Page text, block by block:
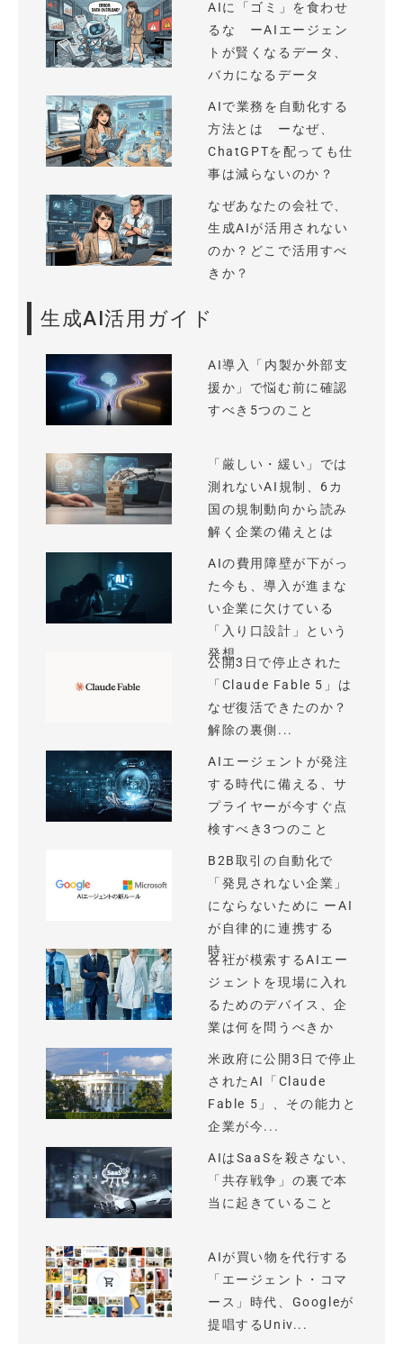
AIに「ゴミ」を食わせ
るな ーAIエージェン
トが賢くなるデータ、
バカになるデータ
AIで業務を自動化する
方法とは ーなぜ、
ChatGPTを配っても仕
事は減らないのか？
なぜあなたの会社で、
生成AIが活用されない
のか？どこで活用すべ
きか？
生成AI活用ガイド
AI導入「内製か外部支
援か」で悩む前に確認
すべき5つのこと
「厳しい・緩い」では
測れないAI規制、6カ
国の規制動向から読み
解く企業の備えとは
AIの費用障壁が下がっ
た今も、導入が進まな
い企業に欠けている
「入り口設計」という
発想
公開3日で停止された
「Claude Fable 5」は
なぜ復活できたのか？
解除の裏側...
AIエージェントが発注
する時代に備える、サ
プライヤーが今すぐ点
検すべき3つのこと
B2B取引の自動化で
「発見されない企業」
にならないために ーAI
が自律的に連携する
時...
各社が模索するAIエー
ジェントを現場に入れ
るためのデバイス、企
業は何を問うべきか
米政府に公開3日で停止
されたAI「Claude
Fable 5」、その能力と
企業が今...
AIはSaaSを殺さない、
「共存戦争」の裏で本
当に起きていること
AIが買い物を代行する
「エージェント・コマ
ース」時代、Googleが
提唱するUniv...